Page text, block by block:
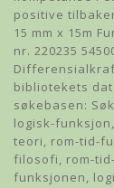
positive
15 mm x 15m
nr. 220235
bibliotekets
søkebasen:
logisk-
teori, rom-tid-
filosofi, rom-
funksjonen,